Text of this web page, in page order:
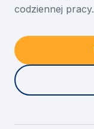
codziennej pracy.